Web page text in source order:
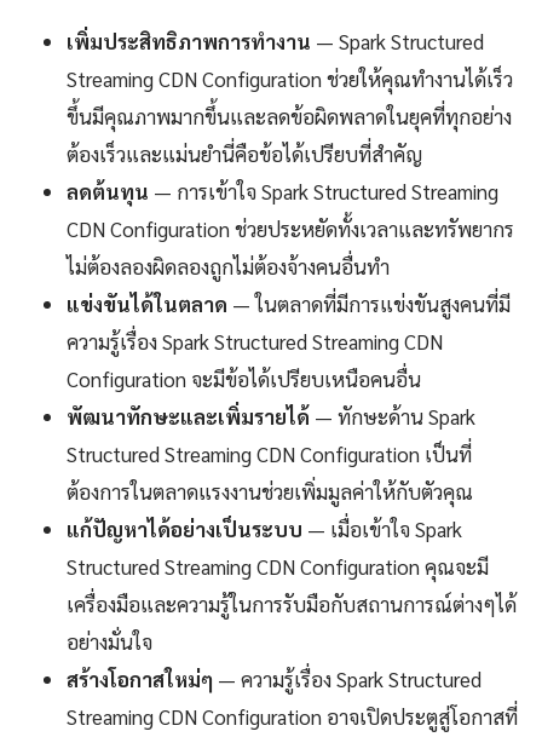
เพิ่มประสิทธิภาพการทำงาน — Spark Structured
Streaming CDN Configuration ช่วยให้คุณทำงานได้เร็ว
ขึ้นมีคุณภาพมากขึ้นและลดข้อผิดพลาดในยุคที่ทุกอย่าง
ต้องเร็วและแม่นยำนี่คือข้อได้เปรียบที่สำคัญ
ลดต้นทุน — การเข้าใจ Spark Structured Streaming
CDN Configuration ช่วยประหยัดทั้งเวลาและทรัพยากร
ไม่ต้องลองผิดลองถูกไม่ต้องจ้างคนอื่นทำ
แข่งขันได้ในตลาด — ในตลาดที่มีการแข่งขันสูงคนที่มี
ความรู้เรื่อง Spark Structured Streaming CDN
Configuration จะมีข้อได้เปรียบเหนือคนอื่น
พัฒนาทักษะและเพิ่มรายได้ — ทักษะด้าน Spark
Structured Streaming CDN Configuration เป็นที่
ต้องการในตลาดแรงงานช่วยเพิ่มมูลค่าให้กับตัวคุณ
แก้ปัญหาได้อย่างเป็นระบบ — เมื่อเข้าใจ Spark
Structured Streaming CDN Configuration คุณจะมี
เครื่องมือและความรู้ในการรับมือกับสถานการณ์ต่างๆได้
อย่างมั่นใจ
สร้างโอกาสใหม่ๆ — ความรู้เรื่อง Spark Structured
Streaming CDN Configuration อาจเปิดประตูสู่โอกาสที่